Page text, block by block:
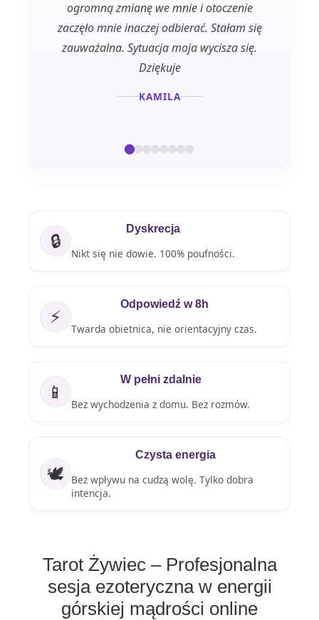
ogromną zmianę we mnie i otoczenie
zaczęło mnie inaczej odbierać. Stałam się
zauważalna. Sytuacja moja wycisza się.
Dziękuje
KAMILA
🔒
Dyskrecja
Nikt się nie dowie. 100% poufności.
⚡
Odpowiedź w 8h
Twarda obietnica, nie orientacyjny czas.
📱
W pełni zdalnie
Bez wychodzenia z domu. Bez rozmów.
🕊️
Czysta energia
Bez wpływu na cudzą wolę. Tylko dobra
intencja.
Tarot Żywiec – Profesjonalna
sesja ezoteryczna w energii
górskiej mądrości online